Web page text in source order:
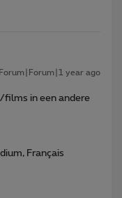
Forum|Forum|1 year ago
films in een andere
Français